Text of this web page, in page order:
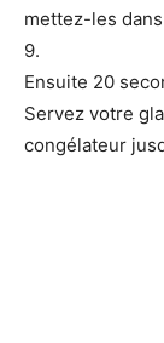
mettez-les
9.
Ensuite 20
Servez votre
congélateur